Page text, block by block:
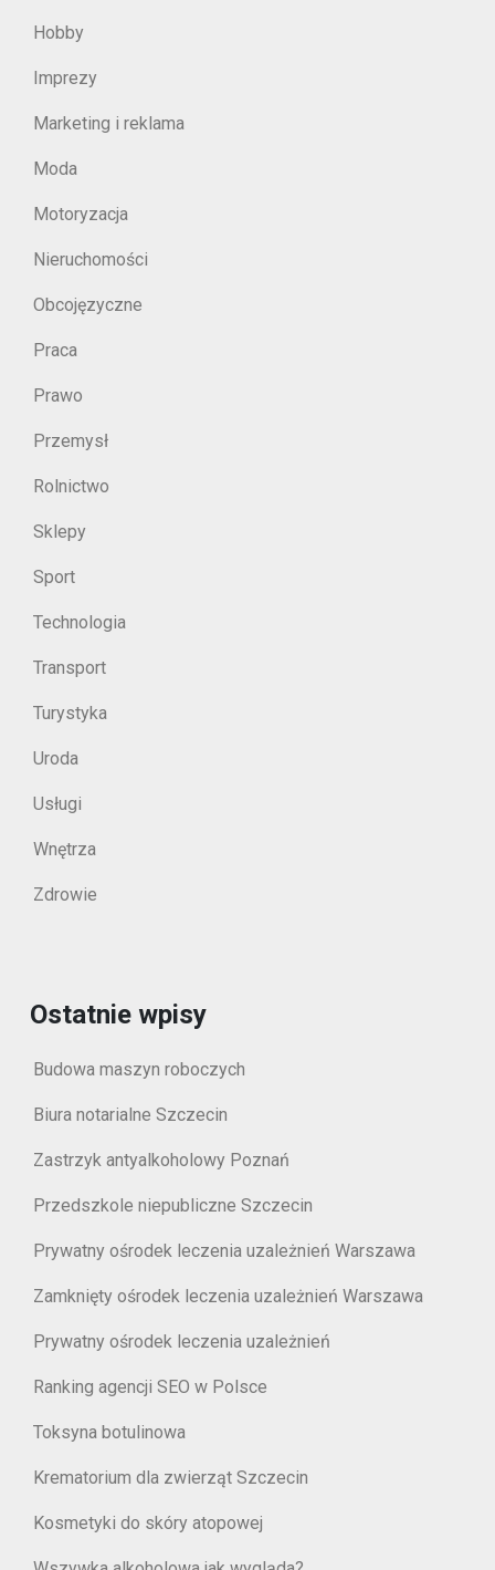
Hobby
Imprezy
Marketing i reklama
Moda
Motoryzacja
Nieruchomości
Obcojęzyczne
Praca
Prawo
Przemysł
Rolnictwo
Sklepy
Sport
Technologia
Transport
Turystyka
Uroda
Usługi
Wnętrza
Zdrowie
Ostatnie wpisy
Budowa maszyn roboczych
Biura notarialne Szczecin
Zastrzyk antyalkoholowy Poznań
Przedszkole niepubliczne Szczecin
Prywatny ośrodek leczenia uzależnień Warszawa
Zamknięty ośrodek leczenia uzależnień Warszawa
Prywatny ośrodek leczenia uzależnień
Ranking agencji SEO w Polsce
Toksyna botulinowa
Krematorium dla zwierząt Szczecin
Kosmetyki do skóry atopowej